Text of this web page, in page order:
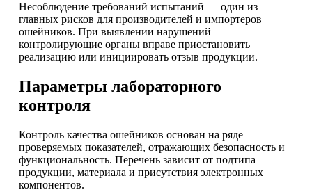
Несоблюдение требований испытаний — один из
главных рисков для производителей и импортеров
ошейников. При выявлении нарушений
контролирующие органы вправе приостановить
реализацию или инициировать отзыв продукции.
Параметры лабораторного
контроля
Контроль качества ошейников основан на ряде
проверяемых показателей, отражающих безопасность и
функциональность. Перечень зависит от подтипа
продукции, материала и присутствия электронных
компонентов.